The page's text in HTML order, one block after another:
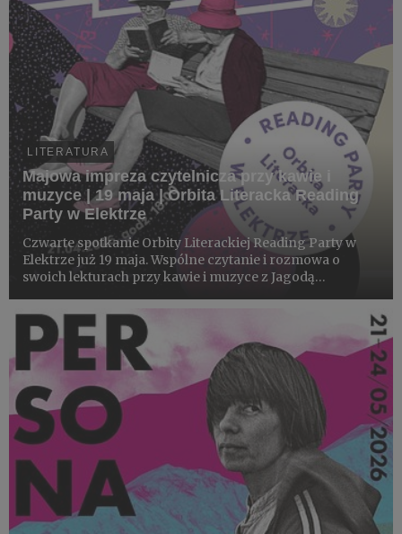
LITERATURA
Majowa impreza czytelnicza przy kawie i
muzyce | 19 maja | Orbita Literacka Reading
Party w Elektrze
Czwarte spotkanie Orbity Literackiej Reading Party w
Elektrze już 19 maja. Wspólne czytanie i rozmowa o
swoich lekturach przy kawie i muzyce z Jagodą
wszyscy są mile widziani!